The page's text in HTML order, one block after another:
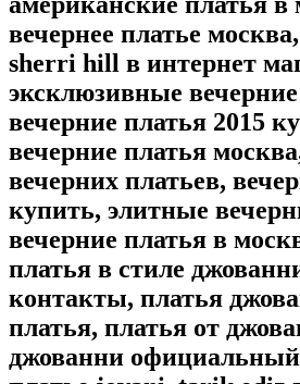
вечернее платье
sherri hill в интернет
эксклюзивные
вечерние платья 2015
вечерние платья
вечерних платьев,
купить, элитные
вечерние платья в
платья в стиле
контакты, платья
платья, платья от
джованни официальный